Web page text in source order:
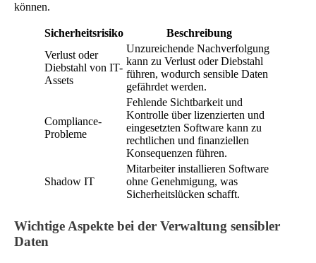
können.
Sicherheitsrisiko
Beschreibung
Verlust oder
Diebstahl von IT-
Assets
Unzureichende Nachverfolgung
kann zu Verlust oder Diebstahl
führen, wodurch sensible Daten
gefährdet werden.
Compliance-
Probleme
Fehlende Sichtbarkeit und
Kontrolle über lizenzierten und
eingesetzten Software kann zu
rechtlichen und finanziellen
Konsequenzen führen.
Shadow IT
Mitarbeiter installieren Software
ohne Genehmigung, was
Sicherheitslücken schafft.
Wichtige Aspekte bei der Verwaltung sensibler
Daten